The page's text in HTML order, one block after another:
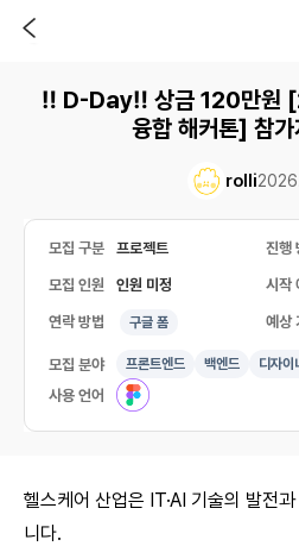
‼️ D-Day‼️ 상금 120만원
융합 해커톤] 참
rolli
모집 구분 프로젝트 진행
모집 인원 인원 미정 시작
연락 방법 구글 폼 예상
모집 분야 프론트엔드 백엔드 디자이
사용 언어
헬스케어 산업은 IT·AI 기술의 발전
니다.